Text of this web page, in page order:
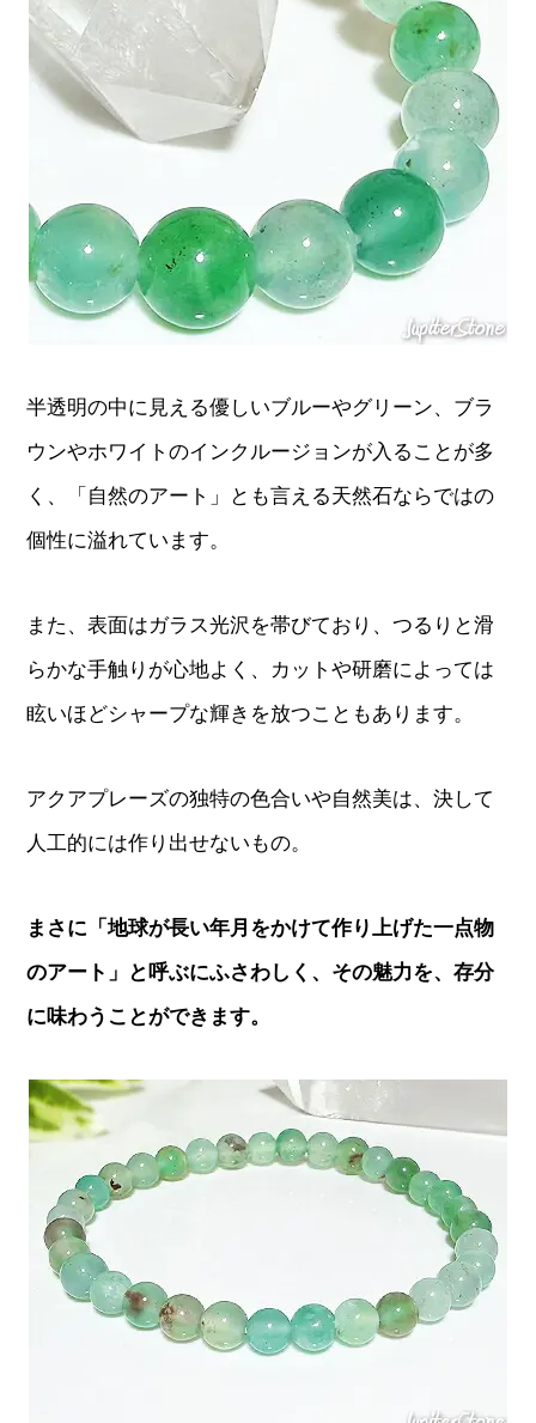
半透明の中に見える優しいブルーやグリーン、ブラ
ウンやホワイトのインクルージョンが入ることが多
く、「自然のアート」とも言える天然石ならではの
個性に溢れています。
また、表面はガラス光沢を帯びており、つるりと滑
らかな手触りが心地よく、カットや研磨によっては
眩いほどシャープな輝きを放つこともあります。
アクアプレーズの独特の色合いや自然美は、決して
人工的には作り出せないもの。
まさに「地球が長い年月をかけて作り上げた一点物
のアート」と呼ぶにふさわしく、その魅力を、存分
に味わうことができます。